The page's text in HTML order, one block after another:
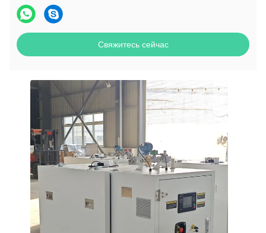
Свяжитесь сейчас